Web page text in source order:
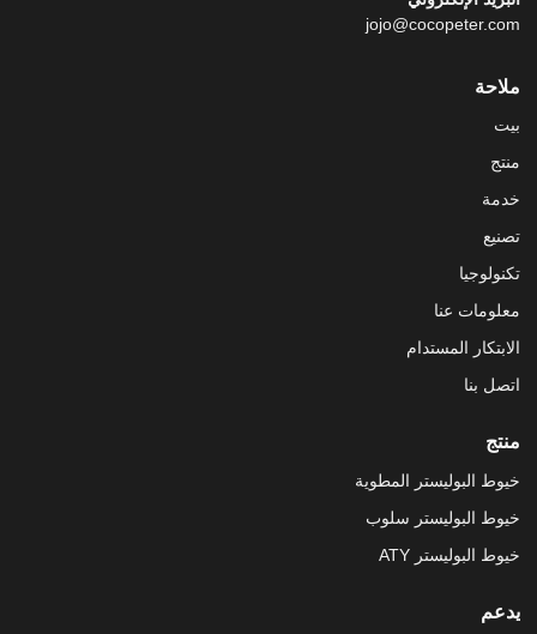
jojo@cocopeter.com
ملاحة
بيت
منتج
خدمة
تصنيع
تكنولوجيا
معلومات عنا
الابتكار المستدام
اتصل بنا
منتج
خيوط البوليستر المطوية
خيوط البوليستر سلوب
خيوط البوليستر ATY
يدعم